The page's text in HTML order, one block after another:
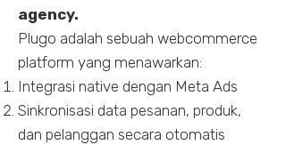
agency.
Plugo adalah sebuah webcommerce
platform yang menawarkan:
Integrasi native dengan Meta Ads
Sinkronisasi data pesanan, produk,
dan pelanggan secara otomatis